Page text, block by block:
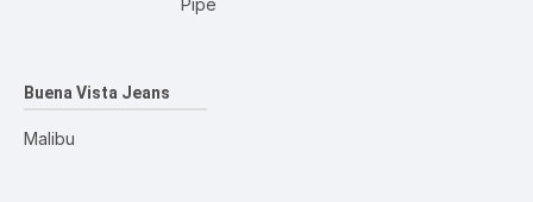
Pipe
Buena Vista Jeans
Malibu